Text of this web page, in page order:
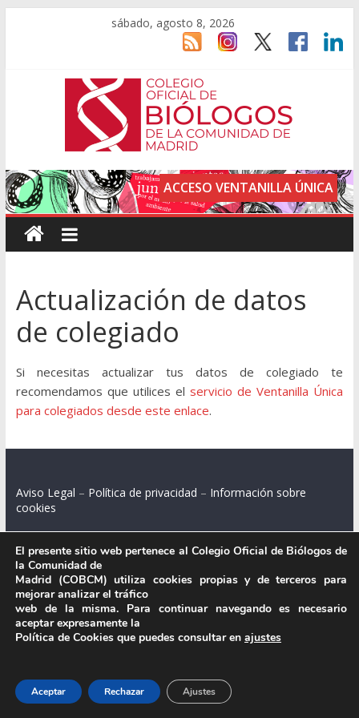
sábado, agosto 8, 2026
ACCESO VENTANILLA ÚNICA
Actualización de datos
de colegiado
Si necesitas actualizar tus datos de colegiado te
recomendamos que utilices elservicio de Ventanilla Única
para colegiados desde este enlace.
Aviso Legal – Política de privacidad – Información sobre
cookies
Colegio Oficial de Biólogos de la Comunidad de Madrid.
C/ Santa Engracia 108, 2º int.izq. 28003 Madrid.
El presente sitio web pertenece al Colegio Oficial de Biólogos de
la Comunidad de
Madrid (COBCM) utiliza cookies propias y de terceros para
mejorar analizar el tráfico
web de la misma. Para continuar navegando es necesario
aceptar expresamente la
Política de Cookies que puedes consultar en ajustes
Aceptar Rechazar Ajustes